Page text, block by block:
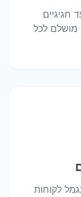
חגיגיים
מושלם לכל
לקוחות